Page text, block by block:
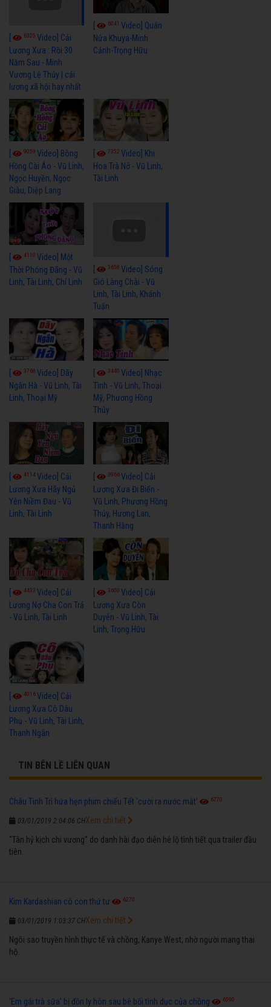
6325 Video] Cải
Lương Xưa : Rồi 30
Năm Sau - Minh
Vương Lệ Thủy | cải
lương xã hội hay nhất
6041Video] Quán
Nửa Khuya-Minh
Cảnh-Trọng Hữu
9059 Video] Bông
Hồng Cài Áo - Vũ Linh,
Ngọc Huyền, Ngọc
Giàu, Diệp Lang
7352Video] Khi
Hoa Trà Nở - Vũ Linh,
Tài Linh
4110 Video] Một
Thời Phóng Đãng - Vũ
Linh, Tài Linh, Chí Linh
3658Video] Sóng
Gió Làng Chài - Vũ
Linh, Tài Linh, Khánh
Tuấn
3768 Video] Dãy
Ngân Hà - Vũ Linh, Tài
Linh, Thoại Mỹ
3440Video] Nhạc
Tình - Vũ Linh, Thoại
Mỹ, Phương Hồng
Thủy
4114Video] Cải
Lương Xưa Hãy Ngủ
Yên Niềm Đau - Vũ
Linh, Tài Linh
3966Video] Cải
Lương Xưa Đi Biển -
Vũ Linh, Phương Hồng
Thủy, Hương Lan,
Thanh Hằng
4433 Video] Cải
Lương Nợ Cha Con Trả
- Vũ Linh, Tài Linh
3600Video] Cải
Lương Xưa Còn
Duyên - Vũ Linh, Tài
Linh, Trọng Hữu
[ 4016Video] Cải
Lương Xưa Cô Dâu
Phụ - Vũ Linh, Tài Linh,
Thanh Ngân
TIN BÊN LỀ LIÊN QUAN
Châu Tinh Trì hứa hẹn phim chiếu Tết 'cười ra nước mắt' 6770
03/01/2019 2:04:06 CH
"Tân hỷ kịch chi vương" do danh hài đạo diễn hé lộ tình tiết qua trailer đầu
tiên.
Xem chi tiết
Kim Kardashian có con thứ tư 6270
03/01/2019 1:03:37 CH
Ngôi sao truyền hình thực tế và chồng, Kanye West, nhờ người mang thai
hộ.
Xem chi tiết
'Em gái trà sữa' bị đồn ly hôn sau bê bối tình dục của chồng 6590